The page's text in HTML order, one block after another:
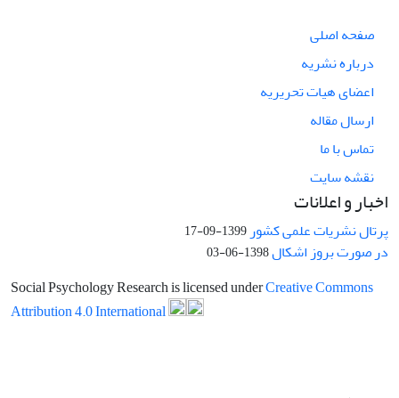
صفحه اصلی
درباره نشریه
اعضای هیات تحریریه
ارسال مقاله
تماس با ما
نقشه سایت
اخبار و اعلانات
پرتال نشریات علمی کشور1399-09-17
در صورت بروز اشکال1398-06-03
Social Psychology Research is licensed underCreative Commons
Attribution 4.0 International